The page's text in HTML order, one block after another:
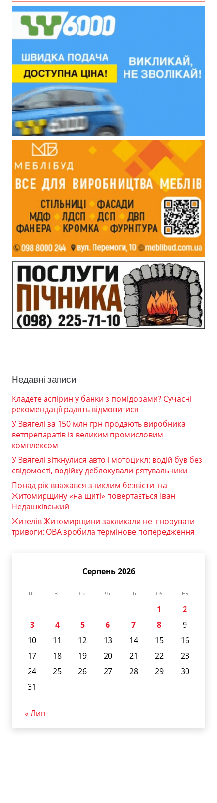
Недавні записи
Кладете аспірин у банки з помідорами? Сучасні
рекомендації радять відмовитися
У Звягелі за 150 млн грн продають виробника
ветпрепаратів із великим промисловим
комплексом
У Звягелі зіткнулися авто і мотоцикл: водій був без
свідомості, водійку деблокували рятувальники
Понад рік вважався зниклим безвісти: на
Житомирщину «на щиті» повертається Іван
Недашківський
Жителів Житомирщини закликали не ігнорувати
тривоги: ОВА зробила термінове попередження
Серпень 2026
Пн Вт Ср Чт Пт Сб Нд
1
2
3
4 5 6 7 8
9
10
11 12 13 14 15
16
17
18 19 20 21 22
23
24
25 26 27 28 29
30
31
« Лип